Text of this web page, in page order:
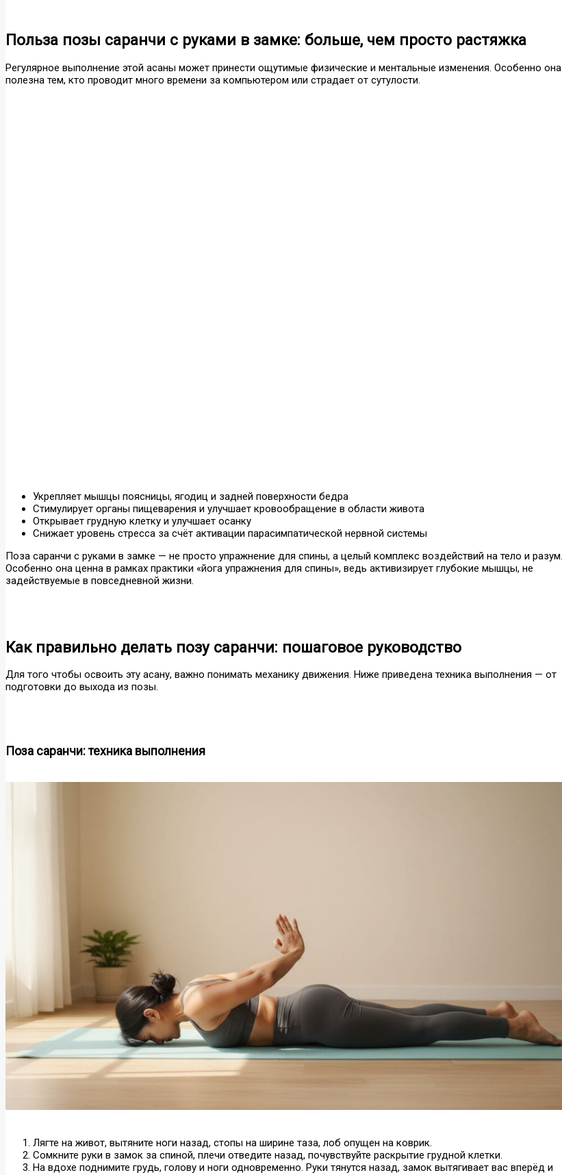
Польза позы саранчи с руками в замке: больше, чем просто растяжка
Регулярное выполнение этой асаны может принести ощутимые физические и ментальные изменения. Особенно она
полезна тем, кто проводит много времени за компьютером или страдает от сутулости.
Укрепляет мышцы поясницы, ягодиц и задней поверхности бедра
Стимулирует органы пищеварения и улучшает кровообращение в области живота
Открывает грудную клетку и улучшает осанку
Снижает уровень стресса за счёт активации парасимпатической нервной системы
Поза саранчи с руками в замке — не просто упражнение для спины, а целый комплекс воздействий на тело и разум.
Особенно она ценна в рамках практики «йога упражнения для спины», ведь активизирует глубокие мышцы, не
задействуемые в повседневной жизни.
Как правильно делать позу саранчи: пошаговое руководство
Для того чтобы освоить эту асану, важно понимать механику движения. Ниже приведена техника выполнения — от
подготовки до выхода из позы.
Поза саранчи: техника выполнения
Лягте на живот, вытяните ноги назад, стопы на ширине таза, лоб опущен на коврик.
Сомкните руки в замок за спиной, плечи отведите назад, почувствуйте раскрытие грудной клетки.
На вдохе поднимите грудь, голову и ноги одновременно. Руки тянутся назад, замок вытягивает вас вперёд и